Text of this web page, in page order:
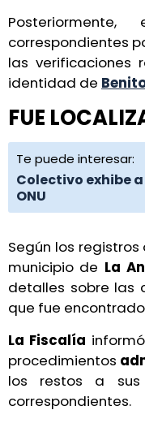
correspondientes
las verificaciones
identidad de
FUE
Te puede interesar:
Colectivo exhibe
ONU
Según los
municipio de La
detalles sobre las
que fue
La Fiscalía
procedimientos
los restos a sus
correspondientes.